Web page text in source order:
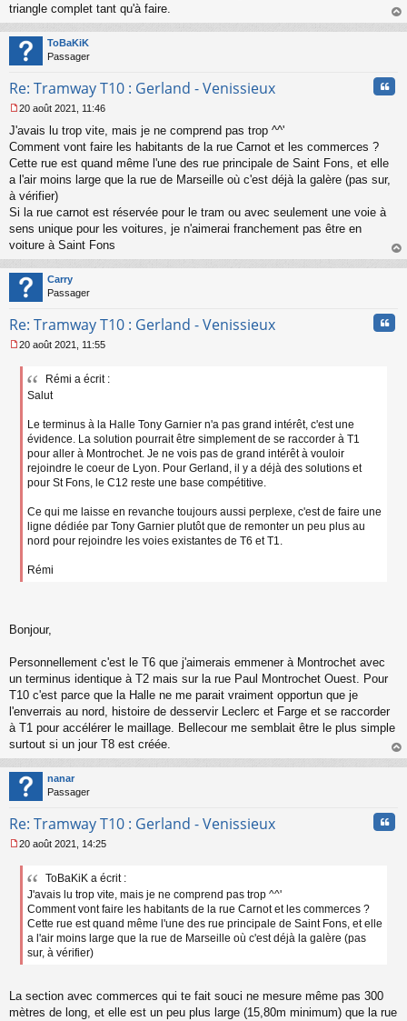
triangle complet tant qu'à faire.
au
ToBaKiK
Passager
Re: Tramway T10 : Gerland - Venissieux
e
s
s
a
g
e
o
n
u
20 août 2021, 11:46
J'avais lu trop vite, mais je ne comprend pas trop ^^'
Comment vont faire les habitants de la rue Carnot et les commerces ?
Cette rue est quand même l'une des rue principale de Saint Fons, et elle
a l'air moins large que la rue de Marseille où c'est déjà la galère (pas sur,
à vérifier)
Si la rue carnot est réservée pour le tram ou avec seulement une voie à
sens unique pour les voitures, je n'aimerai franchement pas être en
voiture à Saint Fons
au
Carry
Passager
Re: Tramway T10 : Gerland - Venissieux
e
20 août 2021, 11:55
Rémi a écrit :
Salut
Le terminus à la Halle Tony Garnier n'a pas grand intérêt, c'est une
évidence. La solution pourrait être simplement de se raccorder à T1
pour aller à Montrochet. Je ne vois pas de grand intérêt à vouloir
rejoindre le coeur de Lyon. Pour Gerland, il y a déjà des solutions et
pour St Fons, le C12 reste une base compétitive.
Ce qui me laisse en revanche toujours aussi perplexe, c'est de faire une
ligne dédiée par Tony Garnier plutôt que de remonter un peu plus au
nord pour rejoindre les voies existantes de T6 et T1.
Rémi
Bonjour,
Personnellement c'est le T6 que j'aimerais emmener à Montrochet avec
un terminus identique à T2 mais sur la rue Paul Montrochet Ouest. Pour
T10 c'est parce que la Halle ne me parait vraiment opportun que je
l'enverrais au nord, histoire de desservir Leclerc et Farge et se raccorder
à T1 pour accélérer le maillage. Bellecour me semblait être le plus simple
surtout si un jour T8 est créée.
au
nanar
Passager
Re: Tramway T10 : Gerland - Venissieux
e
o
u
20 août 2021, 14:25
ToBaKiK a écrit :
J'avais lu trop vite, mais je ne comprend pas trop ^^'
Comment vont faire les habitants de la rue Carnot et les commerces ?
Cette rue est quand même l'une des rue principale de Saint Fons, et elle
a l'air moins large que la rue de Marseille où c'est déjà la galère (pas
sur, à vérifier)
La section avec commerces qui te fait souci ne mesure même pas 300
mètres de long, et elle est un peu plus large (15,80m minimum) que la rue